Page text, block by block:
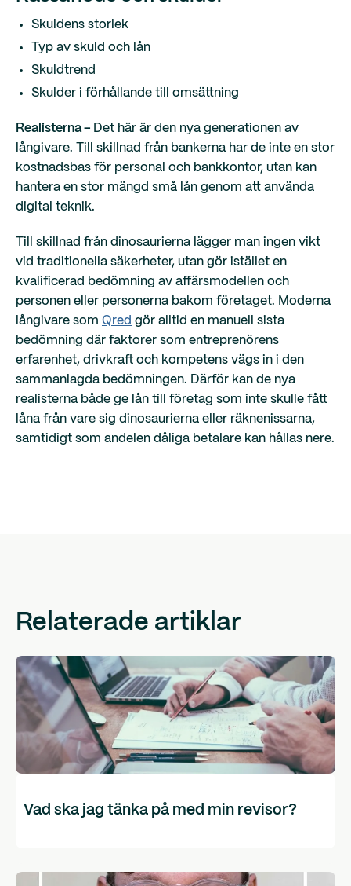
Skuldens storlek
Typ av skuld och lån
Skuldtrend
Skulder i förhållande till omsättning
Realisterna – Det här är den nya generationen av
långivare. Till skillnad från bankerna har de inte en stor
kostnadsbas för personal och bankkontor, utan kan
hantera en stor mängd små lån genom att använda
digital teknik.
Till skillnad från dinosaurierna lägger man ingen vikt
vid traditionella säkerheter, utan gör istället en
kvalificerad bedömning av affärsmodellen och
personen eller personerna bakom företaget. Moderna
långivare som Qred gör alltid en manuell sista
bedömning där faktorer som entreprenörens
erfarenhet, drivkraft och kompetens vägs in i den
sammanlagda bedömningen. Därför kan de nya
realisterna både ge lån till företag som inte skulle fått
låna från vare sig dinosaurierna eller räknenissarna,
samtidigt som andelen dåliga betalare kan hållas nere.
Relaterade artiklar
Vad ska jag tänka på med min revisor?